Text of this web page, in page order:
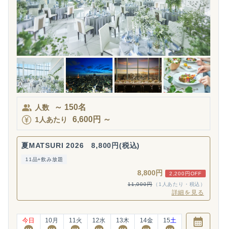
人数 ～ 150名
1人あたり 6,600円 ～
夏MATSURI 2026 8,800円(税込)
11品+飲み放題
8,800円
2,200円OFF
11,000円
（1人あたり・税込）
詳細を見る
今日 10月 11火 12水 13木 14金 15土